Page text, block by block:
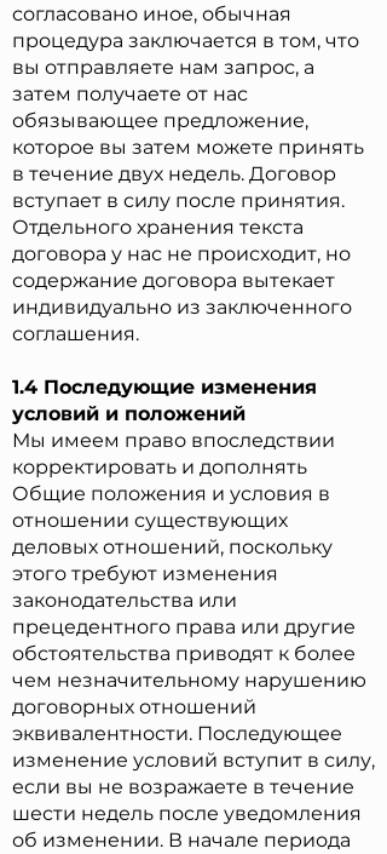
согласовано иное, обычная
процедура заключается в том, что
вы отправляете нам запрос, а
затем получаете от нас
обязывающее предложение,
которое вы затем можете принять
в течение двух недель. Договор
вступает в силу после принятия.
Отдельного хранения текста
договора у нас не происходит, но
содержание договора вытекает
индивидуально из заключенного
соглашения.
1.4 Последующие изменения
условий и положений
Мы имеем право впоследствии
корректировать и дополнять
Общие положения и условия в
отношении существующих
деловых отношений, поскольку
этого требуют изменения
законодательства или
прецедентного права или другие
обстоятельства приводят к более
чем незначительному нарушению
договорных отношений
эквивалентности. Последующее
изменение условий вступит в силу,
если вы не возражаете в течение
шести недель после уведомления
об изменении. В начале периода